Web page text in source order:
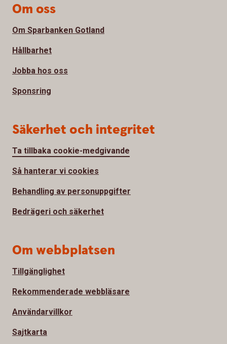
Om oss
Om Sparbanken Gotland
Hållbarhet
Jobba hos oss
Sponsring
Säkerhet och integritet
Ta tillbaka cookie-medgivande
Så hanterar vi cookies
Behandling av personuppgifter
Bedrägeri och säkerhet
Om webbplatsen
Tillgänglighet
Rekommenderade webbläsare
Användarvillkor
Sajtkarta